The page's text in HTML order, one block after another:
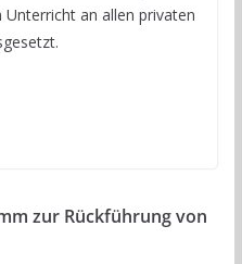
an allen privaten
zur Rückführung von